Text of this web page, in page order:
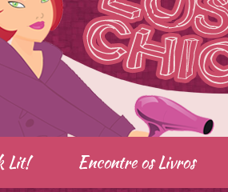
Lit! Encontre os Livros